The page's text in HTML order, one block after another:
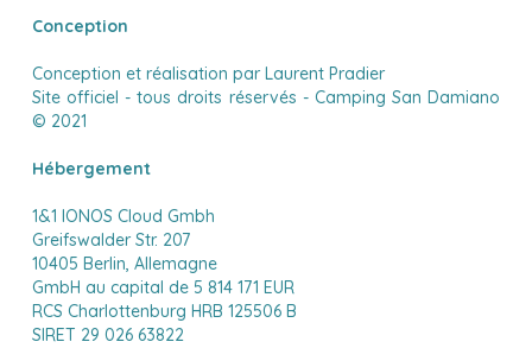
Conception
Conception et réalisation par Laurent Pradier
Site officiel - tous droits réservés - Camping San Damiano
© 2021
Hébergement
1&1 IONOS Cloud Gmbh
Greifswalder Str. 207
10405 Berlin, Allemagne
GmbH au capital de 5 814 171 EUR
RCS Charlottenburg HRB 125506 B
SIRET 29 026 63822